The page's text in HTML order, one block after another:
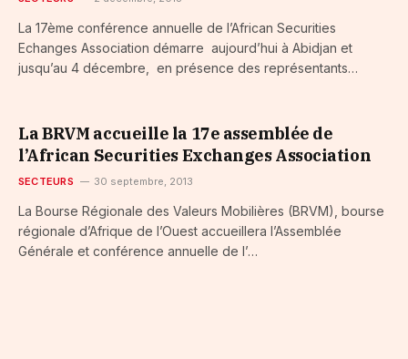
La 17ème conférence annuelle de l’African Securities
Echanges Association démarre aujourd’hui à Abidjan et
jusqu’au 4 décembre, en présence des représentants…
La BRVM accueille la 17e assemblée de
l’African Securities Exchanges Association
SECTEURS 30 septembre, 2013
La Bourse Régionale des Valeurs Mobilières (BRVM), bourse
régionale d’Afrique de l’Ouest accueillera l’Assemblée
Générale et conférence annuelle de l’…